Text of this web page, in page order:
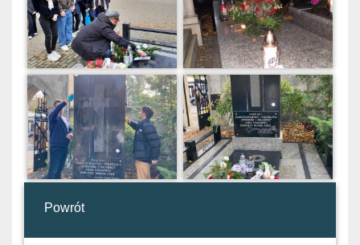
Powrót